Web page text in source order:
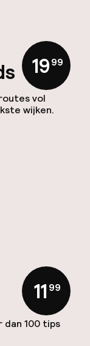
vol
wijken.
19,99
100 tips
11 ,99